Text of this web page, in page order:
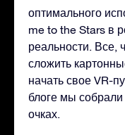
оптимального
me to the Stars в
реальности. Все,
сложить
начать свое VR-
блоге мы
очках.